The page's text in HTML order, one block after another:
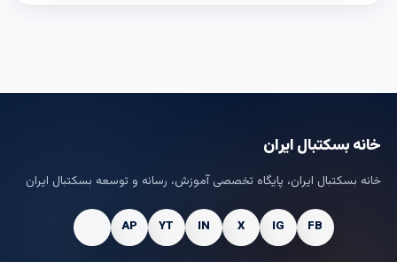
خانه بسکتبال ایران
خانه بسکتبال ایران، پایگاه تخصصی آموزش، رسانه و توسعه بسکتبال ایران